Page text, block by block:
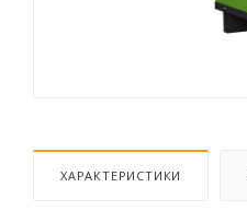
ХАРАКТЕРИСТИКИ